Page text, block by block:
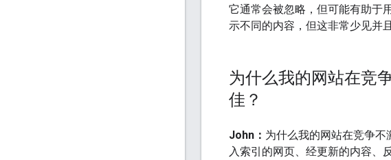
它通常会被忽略，但可能有助于
示不同的内容，但这非常少见并
为什么我的网站在竞
佳？
John： 为什么我的网站在竞争不
入索引的网页、经更新的内容、